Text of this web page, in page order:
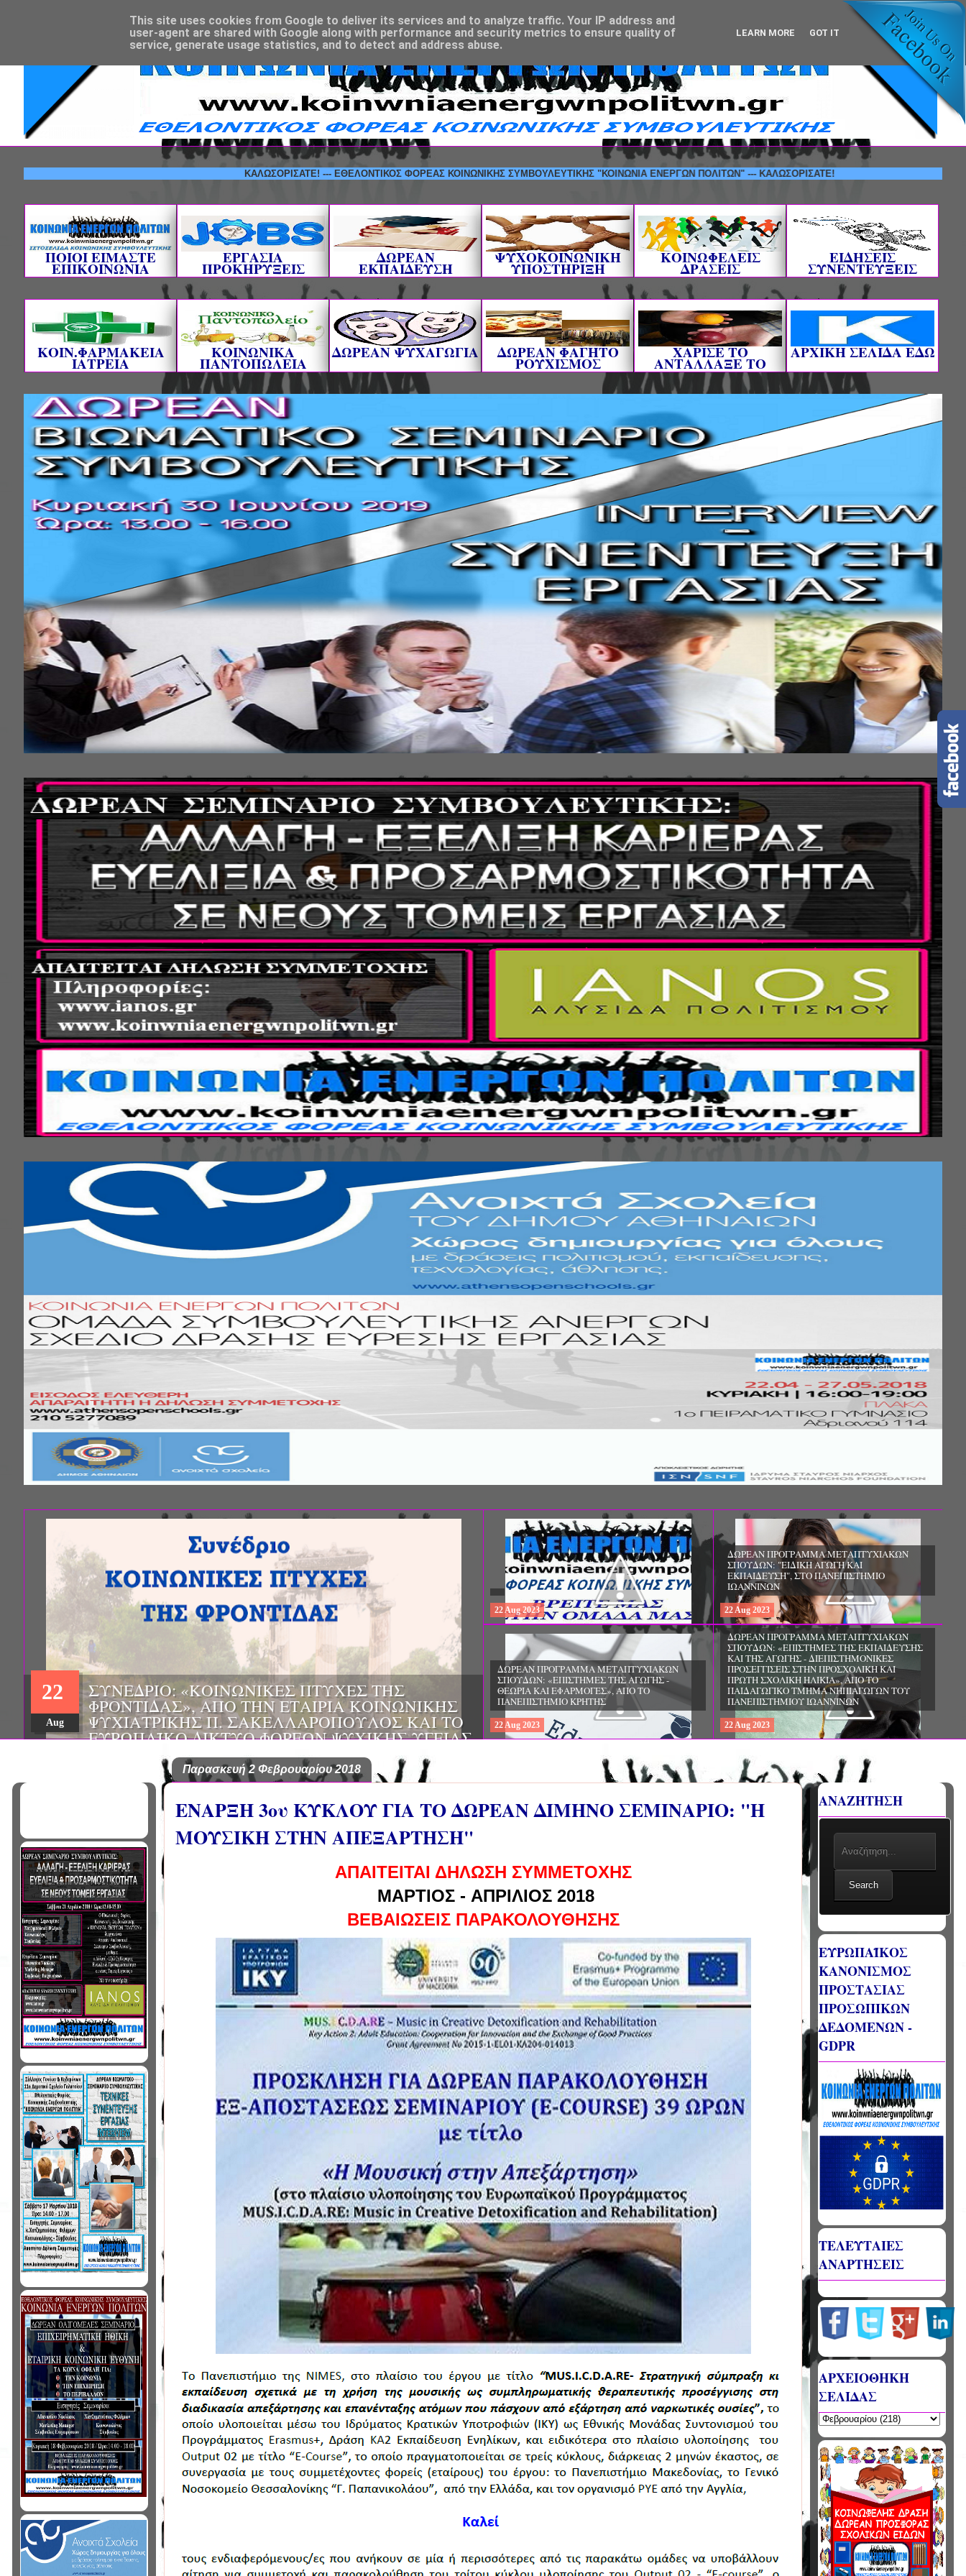
ΚΑΛΩΣΟΡΙΣΑΤΕ! --- ΕΘΕΛΟΝΤΙΚΟΣ ΦΟΡΕΑΣ ΚΟΙΝΩΝΙΚΗΣ ΣΥΜΒΟΥΛΕΥΤΙΚΗΣ "ΚΟΙΝΩΝΙΑ ΕΝΕΡΓΩΝ ΠΟΛΙΤΩΝ" --- ΚΑΛΩΣΟΡΙΣΑΤΕ!
ΠΟΙΟΙ ΕΙΜΑΣΤΕ
ΕΠΙΚΟΙΝΩΝΙΑ
ΕΡΓΑΣΙΑ
ΠΡΟΚΗΡΥΞΕΙΣ
ΔΩΡΕΑΝ
ΕΚΠΑΙΔΕΥΣΗ
ΨΥΧΟΚΟΙΝΩΝΙΚΗ
ΥΠΟΣΤΗΡΙΞΗ
ΚΟΙΝΩΦΕΛΕΙΣ
ΔΡΑΣΕΙΣ
ΕΙΔΗΣΕΙΣ
ΣΥΝΕΝΤΕΥΞΕΙΣ
ΚΟΙΝ.ΦΑΡΜΑΚΕΙΑ
ΙΑΤΡΕΙΑ
ΚΟΙΝΩΝΙΚΑ
ΠΑΝΤΟΠΩΛΕΙΑ
ΔΩΡΕΑΝ ΨΥΧΑΓΩΓΙΑ ΔΩΡΕΑΝ ΦΑΓΗΤΟ
ΡΟΥΧΙΣΜΟΣ
ΧΑΡΙΣΕ ΤΟ
ΑΝΤΑΛΛΑΞΕ ΤΟ
AΡΧΙΚΗ ΣΕΛΙΔΑ ΕΔΩ
ΗΜΕΡΙΔΑ: "ΠΡΟΒΛΗΜΑΤΙΣΜΟΙ & ΔΙΛΗΜΜΑΤΑ
ΠΟΥ ΑΝΤΙΜΕΤΩΠΙΖΕΙ ΚΑΘΗΜΕΡΙΝΑ O
ΠΑΘΟΛΟΓΟΣ", ΑΠΟ ΤΗΝ ΕΤΑΙΡΕΙΑ
ΠΑΘΟΛΟΓΙΑΣ ΒΟΡΕΙΟΔΥΤΙΚΗΣ ΕΛΛΑΔΟΣ ΚΑΙ
ΤΙΣ Α' & Β' ΠΑΝΕΠΙΣΤΗΜΙΑΚΕΣ ΠΑΘΟΛΟΓΙΚΕΣ
ΚΛΙΝΙΚΕΣ ΠΓΝΙ
01
Mar
ΣΥΝΕΔΡΙΟ: «ΚΟΙΝΩΝΙΚΕΣ ΠΤΥΧΕΣ ΤΗΣ
ΦΡΟΝΤΙΔΑΣ», ΑΠΟ ΤΗΝ ΕΤΑΙΡΙΑ ΚΟΙΝΩΝΙΚΗΣ
ΨΥΧΙΑΤΡΙΚΗΣ Π. ΣΑΚΕΛΛΑΡΟΠΟΥΛΟΣ ΚΑΙ ΤΟ
EΥΡΩΠΑΪΚΟ ΔΙΚΤΥΟ ΦΟΡΕΩΝ ΨΥΧΙΚΗΣ
ΥΓΕΙΑΣ ΑSKLEPIOS
22Aug 2023 22Aug 2023
ΔΩΡΕΑΝ ΠΡΟΓΡΑΜΜΑ ΜΕΤΑΠΤΥΧΙΑΚΩΝ
ΣΠΟΥΔΩΝ: "ΕΙΔΙΚΗ ΑΓΩΓΗ ΚΑΙ
ΕΚΠΑΙΔΕΥΣΗ", ΣΤΟ ΠΑΝΕΠΙΣΤΗΜΙΟ
ΙΩΑΝΝΙΝΩΝ
22Aug 2023
ΔΩΡΕΑΝ ΠΡΟΓΡΑΜΜΑ ΜΕΤΑΠΤΥΧΙΑΚΩΝ
ΣΠΟΥΔΩΝ: «ΕΠΙΣΤΗΜΕΣ ΤΗΣ ΑΓΩΓΗΣ -
ΘΕΩΡΙΑ ΚΑΙ ΕΦΑΡΜΟΓΕΣ», ΑΠΟ ΤΟ
ΠΑΝΕΠΙΣΤΗΜΙΟ ΚΡΗΤΗΣ
22Aug 2023
Παρασκευή 2 Φεβρουαρίου 2018
ΕΝΑΡΞΗ 3ου ΚΥΚΛΟΥ ΓΙΑ ΤΟ ΔΩΡΕΑΝ ΔΙΜΗΝΟ ΣΕΜΙΝΑΡΙΟ: "Η
ΜΟΥΣΙΚΗ ΣΤΗΝ ΑΠΕΞΑΡΤΗΣΗ"
ΑΠΑΙΤΕΙΤΑΙ ΔΗΛΩΣΗ ΣΥΜΜΕΤΟΧΗΣ
ΜΑΡΤΙΟΣ - AΠΡΙΛΙΟΣ 2018
ΒΕΒΑΙΩΣΕΙΣ ΠΑΡΑΚΟΛΟΥΘΗΣΗΣ
ΑΝΑΖΗΤΗΣΗ
Search
ΕΥΡΩΠΑΪΚΟΣ
ΚΑΝΟΝΙΣΜΟΣ
ΠΡΟΣΤΑΣΙΑΣ
ΠΡΟΣΩΠΙΚΩΝ
ΔΕΔΟΜΕΝΩΝ -
GDPR
ΤΕΛΕΥΤΑΙΕΣ
ΑΝΑΡΤΗΣΕΙΣ
ΑΡΧΕΙΟΘΗΚΗ
ΣΕΛΙΔΑΣ
This site uses cookies from Google to deliver its services and to analyze traffic. Your IP address and
user-agent are shared with Google along with performance and security metrics to ensure quality of
service, generate usage statistics, and to detect and address abuse.
LEARN MORE GOT IT